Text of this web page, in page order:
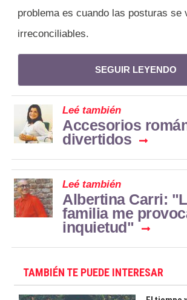
problema es cuando las posturas se
irreconciliables.
SEGUIR LEYENDO
Leé también
Accesorios
divertidos
Leé también
Albertina Carri:
familia me
inquietud"
TAMBIÉN TE PUEDE INTERESAR